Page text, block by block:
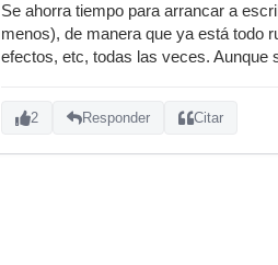
Se ahorra tiempo para arrancar a
menos), de manera que ya está todo
efectos, etc, todas las veces. Aunque
2 Responder Citar